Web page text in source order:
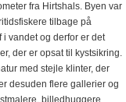
fra Hirtshals. Byen var
tilbage på
vandet og derfor er det
der er opsat til kystsikring.
med stejle klinter, der
desuden flere gallerier og
billedhuggere